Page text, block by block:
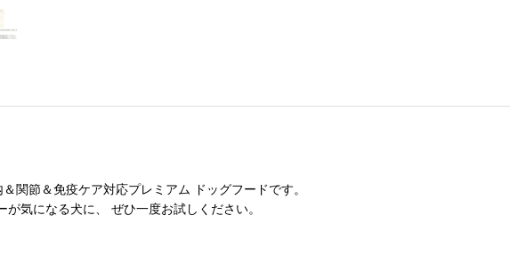
関節＆免疫ケア対応プレミアム ドッグフードです。
気になる犬に、 ぜひ一度お試しください。